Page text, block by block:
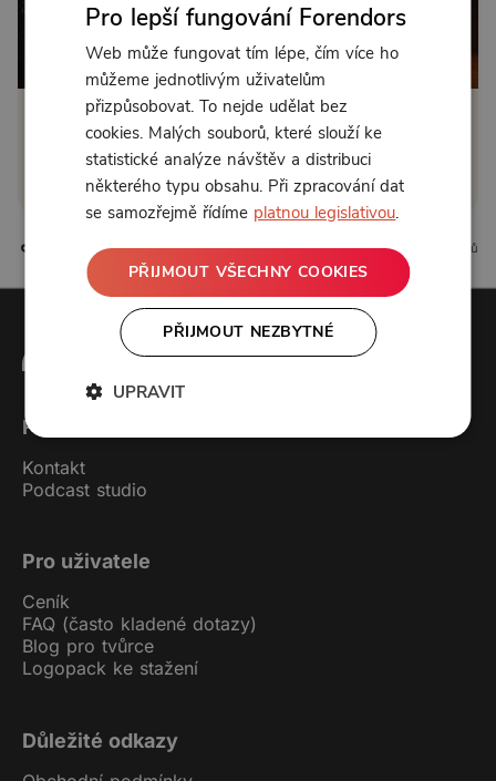
Od 89 Kč měsíčně nebo 39 Kč jednorázově
Zřídit předplatné
Koupit příspěvek
0 líbí 0 komentářů
Forendors
Kontakt
Podcast studio
Pro uživatele
Ceník
FAQ (často kladené dotazy)
Blog pro tvůrce
Logopack ke stažení
Důležité odkazy
Pro lepší fungování Forendors
Web může fungovat tím lépe, čím více ho
můžeme jednotlivým uživatelům
přizpůsobovat. To nejde udělat bez
cookies. Malých souborů, které slouží ke
statistické analýze návštěv a distribuci
některého typu obsahu. Při zpracování dat
se samozřejmě řídíme platnou legislativou.
PŘIJMOUT VŠECHNY COOKIES
PŘIJMOUT NEZBYTNÉ
UPRAVIT